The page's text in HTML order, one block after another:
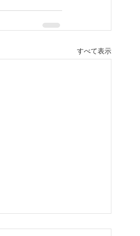
すべて表示